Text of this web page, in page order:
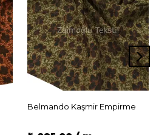
Belmando Kaşmir Empirme